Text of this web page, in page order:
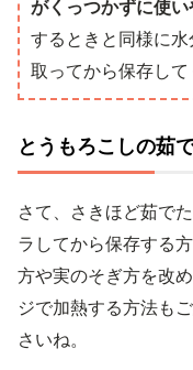
がくっつかずに使い
するときと同様に
取ってから保存して
とうもろこしの茹
さて、さきほど茹で
ラしてから保存する
方や実のそぎ方を改
ジで加熱する方法も
さいね。